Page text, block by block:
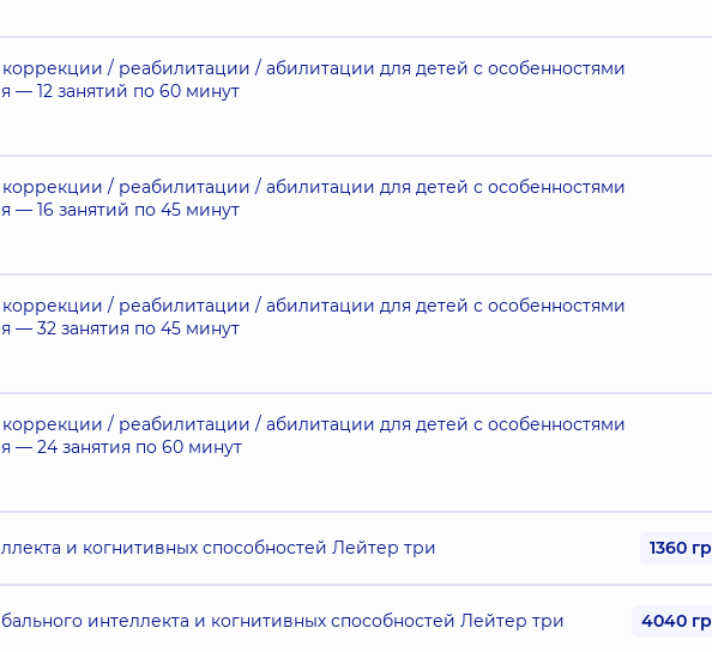
/ реабилитации / абилитации для детей с особенностями
— 12 занятий по 60 минут
/ реабилитации / абилитации для детей с особенностями
— 16 занятий по 45 минут
/ реабилитации / абилитации для детей с особенностями
— 32 занятия по 45 минут
/ реабилитации / абилитации для детей с особенностями
— 24 занятия по 60 минут
и когнитивных способностей Лейтер три 1360
интеллекта и когнитивных способностей Лейтер три 4040